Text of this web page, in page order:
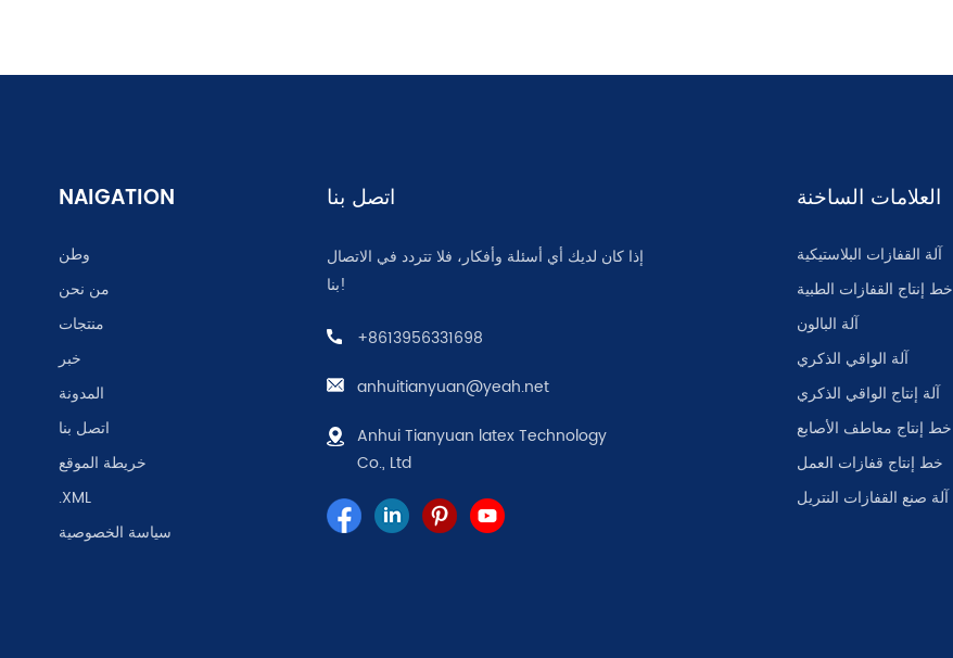
NAIGATION
وطن
من نحن
منتجات
خبر
المدونة
اتصل بنا
خريطة الموقع
.XML
سياسة الخصوصية
اتصل بنا
إذا كان لديك أي أسئلة وأفكار، فلا تتردد في الاتصال
بنا!
+8613956331698
anhuitianyuan@yeah.net
Anhui Tianyuan latex Technology
Co., Ltd
العلامات الساخنة
آلة القفازات البلاستيكية
خط إنتاج القفازات الطبية
آلة البالون
آلة الواقي الذكري
آلة إنتاج الواقي الذكري
خط إنتاج معاطف الأصابع
خط إنتاج قفازات العمل
آلة صنع القفازات النتريل